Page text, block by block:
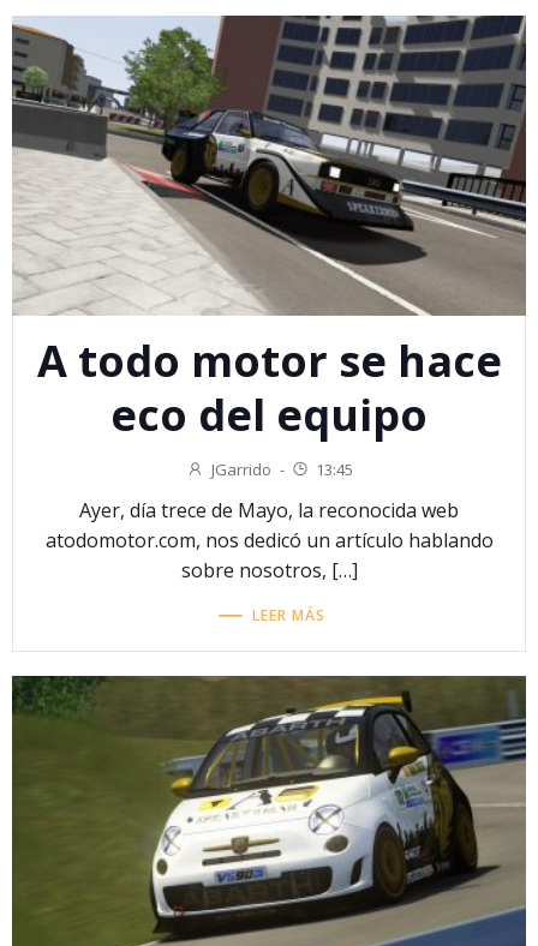
A todo motor se hace
eco del equipo
JGarrido - 13:45
Ayer, día trece de Mayo, la reconocida web
atodomotor.com, nos dedicó un artículo hablando
sobre nosotros, […]
LEER MÁS